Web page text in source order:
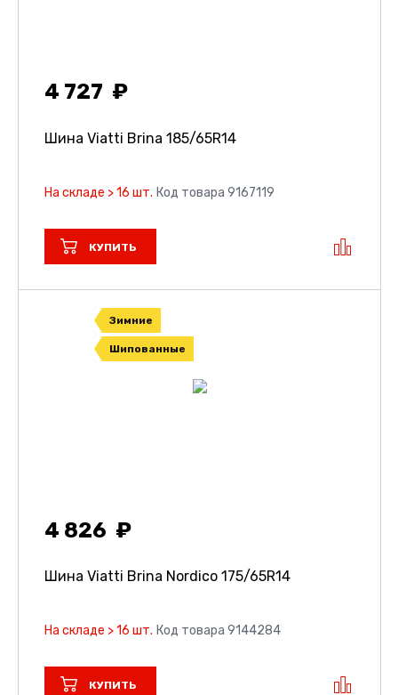
4 727
Шина Viatti Brina 185/65R14
На складе > 16 шт. Код товара 9167119
КУПИТЬ
Зимние
Шипованные
4 826
Шина Viatti Brina Nordico 175/65R14
На складе > 16 шт. Код товара 9144284
КУПИТЬ